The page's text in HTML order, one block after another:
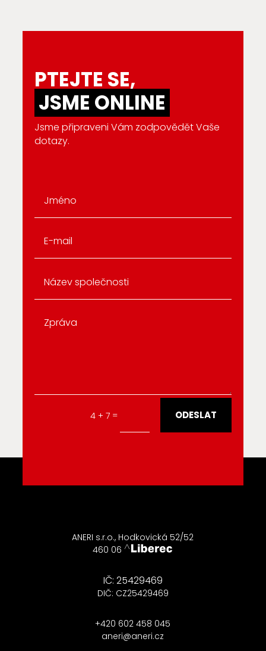
PTEJTE SE,
JSME ONLINE
Jsme připraveni Vám zodpovědět Vaše
dotazy.
4 + 7= ODESLAT
ANERI s.r.o., Hodkovická 52/52
460 06
IČ: 25429469
DIČ: CZ25429469
+420 602 458 045
aneri@aneri.cz